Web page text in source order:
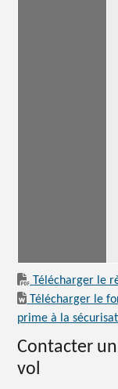
Télécharger le
Télécharger le
prime à la
Contacter
vol